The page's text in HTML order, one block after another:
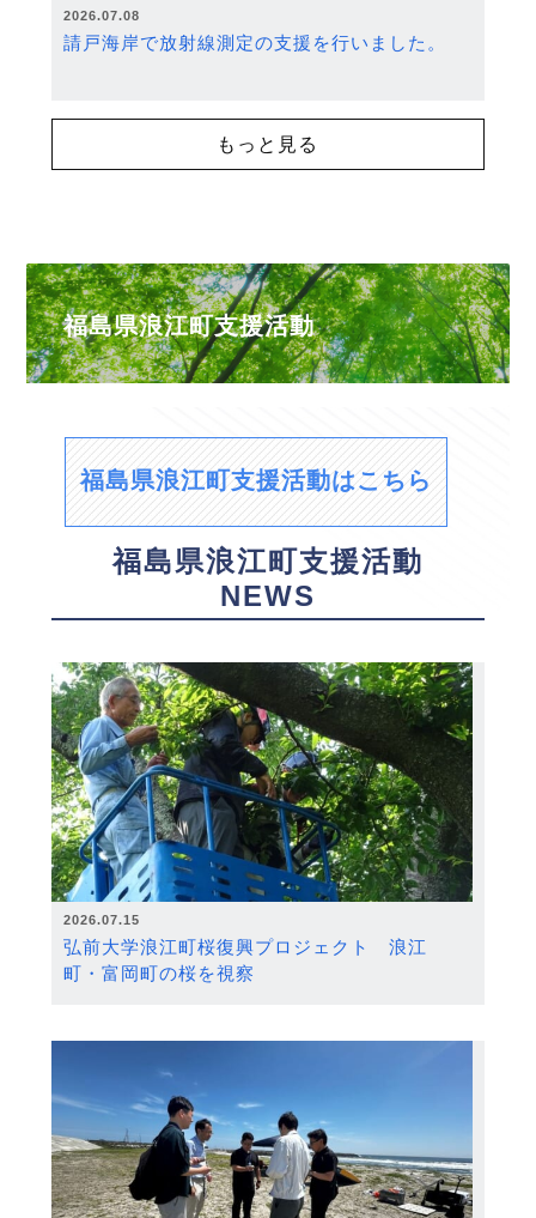
2026.07.08
請戸海岸で放射線測定の支援を行いました。
もっと見る
福島県浪江町支援活動
福島県浪江町支援活動はこちら
福島県浪江町支援活動
NEWS
2026.07.15
弘前大学浪江町桜復興プロジェクト 浪江
町・富岡町の桜を視察